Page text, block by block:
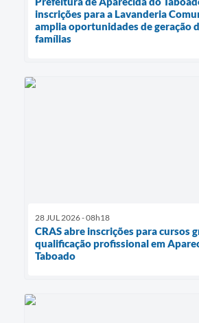
inscrições para a Lavanderia
amplia oportunidades de geração
famílias
28 JUL 2026 - 08h18
CRAS abre inscrições para cursos
qualificação profissional em
Taboado